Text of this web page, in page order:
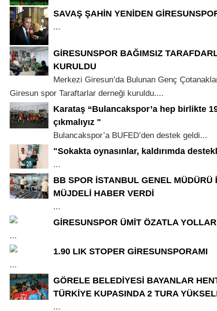
SAVAŞ ŞAHİN YENİDEN
...
GİRESUNSPOR BAĞIMSIZ
KURULDU
Merkezi Giresun’da Bulunan Genç
Giresun spor Taraftarlar derneği kuruldu....
Karataş “Bulancakspor’a hep birlikte
çıkmalıyız "
Bulancakspor’a BUFED’den destek geldi...
"Sokakta oynasınlar, kaldırımda
...
BB SPOR İSTANBUL GENEL MÜDÜRÜ
MÜJDELİ HABER VERDİ
...
GİRESUNSPOR ÜMİT ÖZATLA
...
1.90 LIK STOPER GİRESUNSPORAMI
...
GÖRELE BELEDİYESİ BAYANLAR
TÜRKİYE KUPASINDA 2 TURA
...